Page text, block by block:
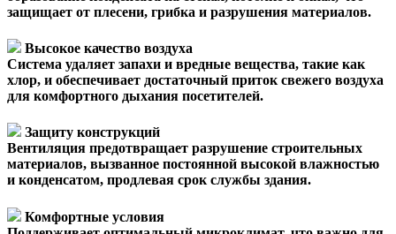
защищает от плесени, грибка и разрушения материалов.
Высокое качество воздуха
Система удаляет запахи и вредные вещества, такие как
хлор, и обеспечивает достаточный приток свежего воздуха
для комфортного дыхания посетителей.
Защиту конструкций
Вентиляция предотвращает разрушение строительных
материалов, вызванное постоянной высокой влажностью
и конденсатом, продлевая срок службы здания.
Комфортные условия